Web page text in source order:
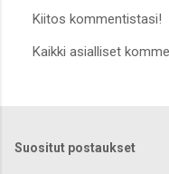
ä
o
Kiitos kommentistasi!
Kaikki asialliset
Suositut postaukset